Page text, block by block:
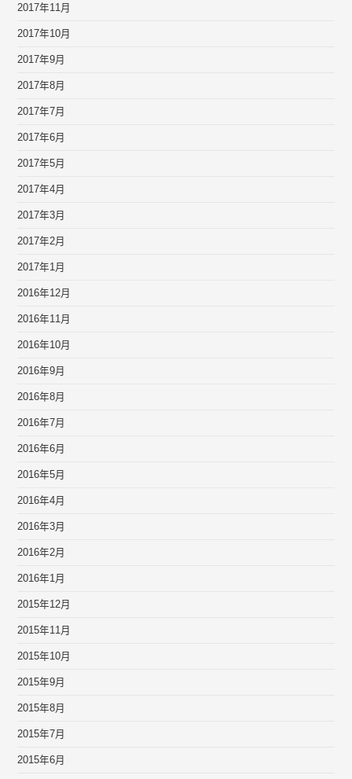
2017年11月
2017年10月
2017年9月
2017年8月
2017年7月
2017年6月
2017年5月
2017年4月
2017年3月
2017年2月
2017年1月
2016年12月
2016年11月
2016年10月
2016年9月
2016年8月
2016年7月
2016年6月
2016年5月
2016年4月
2016年3月
2016年2月
2016年1月
2015年12月
2015年11月
2015年10月
2015年9月
2015年8月
2015年7月
2015年6月